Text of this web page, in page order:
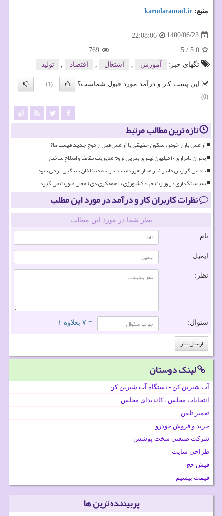
منبع: karodaramad.ir
1400/06/23
22:08:06
5.0
/
5
769
تگهای خبر:
آموزش اشتغال اقتصاد تولید
این پست کار و درآمد مورد قبول شماست؟
(1)
(0)
تازه ترین مطالب مرتبط
آرامش بازار خودرو سکون حقیقی یا آرامش قبل از موج جدید قیمت ها؟
بحران ناترازی ۱۰ میلیون لیتری بنزین لزوم مدیریت تقاضا و اصلاح ساختار
پاداش گزارش ماینر غیر مجاز افزوده شد جریمه متخلفان سنگین تر می شود
سیاستگذاری در وزارت جهادکشاورزی با همفکری ذی نفعان صورت می گیرد
نظرات کاربران کار و درآمد در مورد این مطلب
نظر شما در مورد این مطلب
نام:
ایمیل:
نظر:
سئوال: = ۷ بعلاوه ۱
لینک دوستان
آب شیرین کن - دستگاه آب شیرین کن
انتخابات مجلس ، کاندیدای مجلس
تعمیر تلفن
خرید و فروش خودرو
شرکت صنعتی سخت پوشش
طراحی سایت
فیش حج
قیمت بیسیم
پربیننده ترین ها